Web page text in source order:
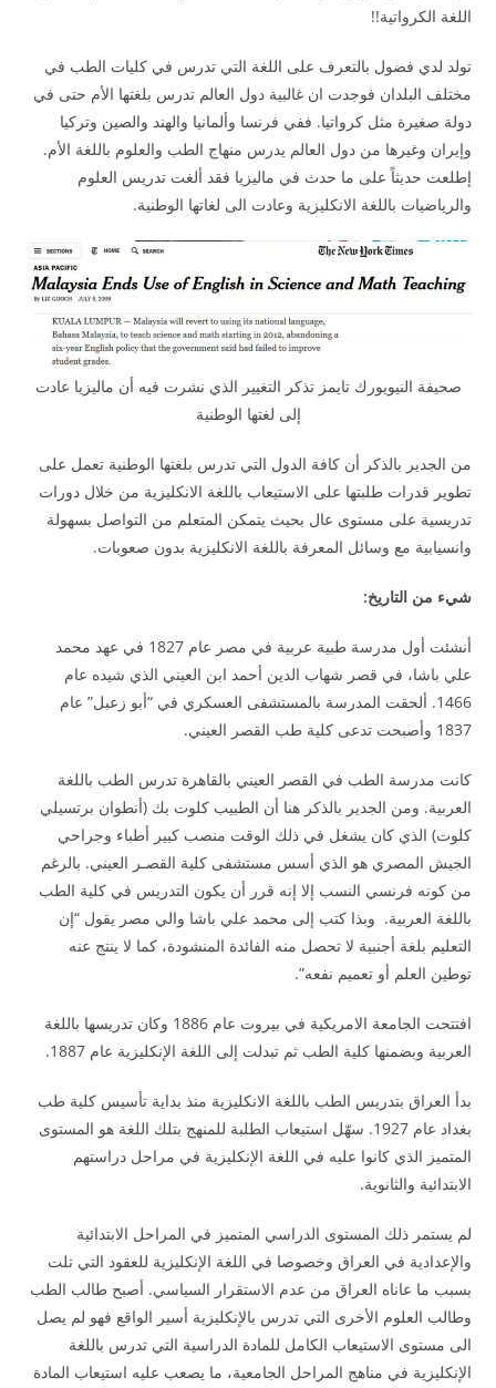
اللغة الكرواتية!!
تولد لدي فضول بالتعرف على اللغة التي تدرس في كليات الطب في
مختلف البلدان فوجدت ان غالبية دول العالم تدرس بلغتها الأم حتى في
دولة صغيرة مثل كرواتيا. ففي فرنسا وألمانيا والهند والصين وتركيا
وإيران وغيرها من دول العالم يدرس منهاج الطب والعلوم باللغة الأم.
إطلعت حديثاً على ما حدث في ماليزيا فقد ألغت تدريس العلوم
والرياضيات باللغة الانكليزية وعادت الى لغاتها الوطنية.
صحيفة النيويورك تايمز تذكر التغيير الذي نشرت فيه أن ماليزيا عادت
إلى لغتها الوطنية
من الجدير بالذكر أن كافة الدول التي تدرس بلغتها الوطنية تعمل على
تطوير قدرات طلبتها على الاستيعاب باللغة الانكليزية من خلال دورات
تدريسية على مستوى عال بحيث يتمكن المتعلم من التواصل بسهولة
وانسيابية مع وسائل المعرفة باللغة الانكليزية بدون صعوبات.
شيء من التاريخ:
أنشئت أول مدرسة طبية عربية في مصر عام 1827 في عهد محمد
علي باشا، في قصر شهاب الدين أحمد ابن العيني الذي شيده عام
1466. ألحقت المدرسة بالمستشفى العسكري في “أبو زعبل” عام
1837 وأصبحت تدعى كلية طب القصر العيني.
كانت مدرسة الطب في القصر العيني بالقاهرة تدرس الطب باللغة
العربية. ومن الجدير بالذكر هنا أن الطبيب كلوت بك (أنطوان برتسيلي
كلوت) الذي كان يشغل في ذلك الوقت منصب كبير أطباء وجراحي
الجيش المصري هو الذي أسس مستشفى كلية القصـر العيني. بالرغم
من كونه فرنسي النسب إلا إنه قرر أن يكون التدريس في كلية الطب
باللغة العربية. وبذا كتب إلى محمد علي باشا والي مصر يقول “إن
التعليم بلغة أجنبية لا تحصل منه الفائدة المنشودة، كما لا ينتج عنه
توطين العلم أو تعميم نفعه”.
افتتحت الجامعة الامريكية في بيروت عام 1886 وكان تدريسها باللغة
العربية وبضمنها كلية الطب ثم تبدلت إلى اللغة الإنكليزية عام 1887.
بدأ العراق بتدريس الطب باللغة الانكليزية منذ بداية تأسيس كلية طب
بغداد عام 1927. سهّل استيعاب الطلبة للمنهج بتلك اللغة هو المستوى
المتميز الذي كانوا عليه في اللغة الإنكليزية في مراحل دراستهم
الابتدائية والثانوية.
لم يستمر ذلك المستوى الدراسي المتميز في المراحل الابتدائية
والإعدادية في العراق وخصوصا في اللغة الإنكليزية للعقود التي تلت
بسبب ما عاناه العراق من عدم الاستقرار السياسي. أصبح طالب الطب
وطالب العلوم الأخرى التي تدرس بالإنكليزية أسير الواقع فهو لم يصل
الى مستوى الاستيعاب الكامل للمادة الدراسية التي تدرس باللغة
الإنكليزية في مناهج المراحل الجامعية، ما يصعب عليه استيعاب المادة